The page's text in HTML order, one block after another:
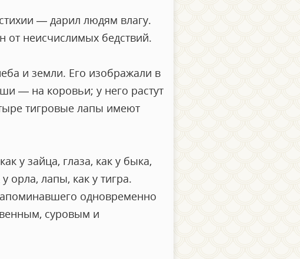
— дарил людям влагу.
от неисчислимых бедствий.
и земли. Его изображали в
— на коровьи; у него растут
тигровые лапы имеют
у зайца, глаза, как у быка,
орла, лапы, как у тигра.
одновременно
суровым и